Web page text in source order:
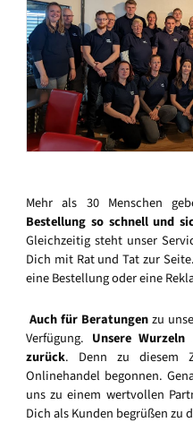
Mehr als 30 Menschen
Bestellung so schnell und
Gleichzeitig steht unser
Dich mit Rat und Tat zur
eine Bestellung oder eine
Auch für Beratungenzu
Verfügung. Unsere
zurück. Denn zu diesem
Onlinehandel begonnen.
uns zu einem wertvollen
Dich als Kunden begrüßen zu